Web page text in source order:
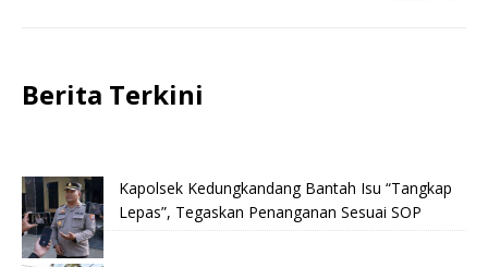
Berita Terkini
Kapolsek Kedungkandang Bantah Isu “Tangkap
Lepas”, Tegaskan Penanganan Sesuai SOP